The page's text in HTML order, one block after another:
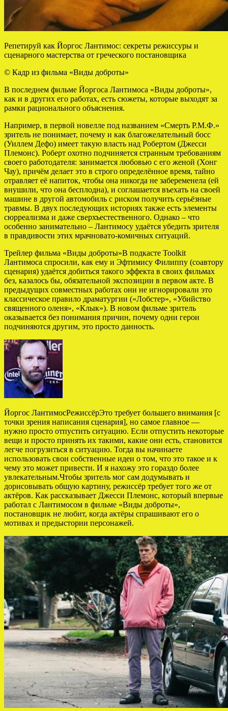
Репетируй как Йоргос Лантимос: секреты режиссуры и
сценарного мастерства от греческого постановщика
© Кадр из фильма «Виды доброты»
В последнем фильме Йоргоса Лантимоса «Виды доброты»,
как и в других его работах, есть сюжеты, которые выходят за
рамки рационального объяснения.
Например, в первой новелле под названием «Смерть Р.М.Ф.»
зритель не понимает, почему и как благожелательный босс
(Уиллем Дефо) имеет такую власть над Робертом (Джесси
Племонс). Роберт охотно подчиняется странным требованиям
своего работодателя: занимается любовью с его женой (Хонг
Чау), причём делает это в строго определённое время, тайно
отравляет её напиток, чтобы она никогда не забеременела (ей
внушили, что она бесплодна), и соглашается въехать на своей
машине в другой автомобиль с риском получить серьёзные
травмы. В двух последующих историях также есть элементы
сюрреализма и даже сверхъестественного. Однако – что
особенно занимательно – Лантимосу удаётся убедить зрителя
в правдивости этих мрачновато-комичных ситуаций.
Трейлер фильма «Виды доброты»В подкасте Toolkit
Лантимоса спросили, как ему и Эфтимису Филиппу (соавтору
сценария) удаётся добиться такого эффекта в своих фильмах
без, казалось бы, обязательной экспозиции в первом акте. В
предыдущих совместных работах они не игнорировали это
классическое правило драматургии («Лобстер», «Убийство
священного оленя», «Клык»). В новом фильме зритель
оказывается без понимания причин, почему одни герои
подчиняются другим, это просто данность.
Йоргос ЛантимосРежиссёрЭто требует большего внимания [с
точки зрения написания сценария], но самое главное —
нужно просто отпустить ситуацию. Если отпустить некоторые
вещи и просто принять их такими, какие они есть, становится
легче погрузиться в ситуацию. Тогда вы начинаете
использовать свои собственные идеи о том, что это такое и к
чему это может привести. И я нахожу это гораздо более
увлекательным.Чтобы зритель мог сам додумывать и
дорисовывать общую картину, режиссёр требует того же от
актёров. Как рассказывает Джесси Племонс, который впервые
работал с Лантимосом в фильме «Виды доброты»,
постановщик не любит, когда актёры спрашивают его о
мотивах и предыстории персонажей.